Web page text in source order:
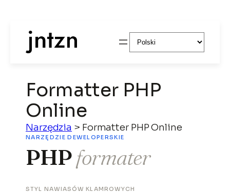
do
treści
Wybierz
język
Formatter PHP
Online
Narzędzia > Formatter PHP Online
NARZĘDZIE DEWELOPERSKIE
PHPformater
STYL NAWIASÓW KLAMROWYCH